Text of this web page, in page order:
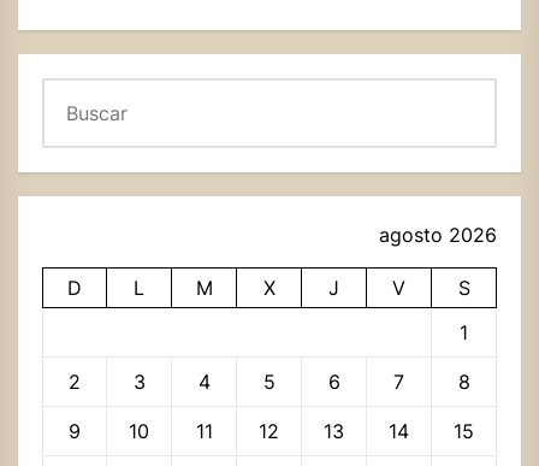
agosto 2026
D L M X J V
S
1
2 3 4 5 6 7 8
9 10 11 12 13 14 15